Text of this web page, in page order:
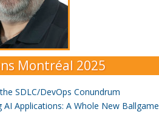
Montréal 2025
SDLC/DevOps Conundrum
AI Applications: A Whole New Ballgame